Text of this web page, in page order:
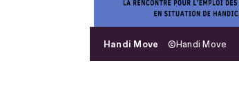
Handi Move Handi Move